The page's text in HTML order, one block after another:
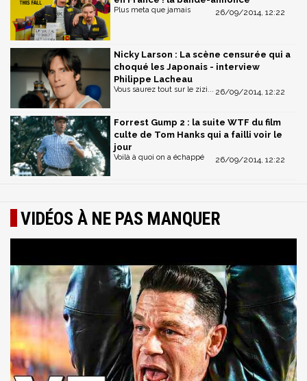
26/09/2014, 12:22
Plus meta que jamais
Nicky Larson : La scène censurée qui a
choqué les Japonais - interview
Philippe Lacheau
26/09/2014, 12:22
Vous saurez tout sur le zizi...
Forrest Gump 2 : la suite WTF du film
culte de Tom Hanks qui a failli voir le
jour
26/09/2014, 12:22
Voilà à quoi on a échappé
VIDÉOS À NE PAS MANQUER